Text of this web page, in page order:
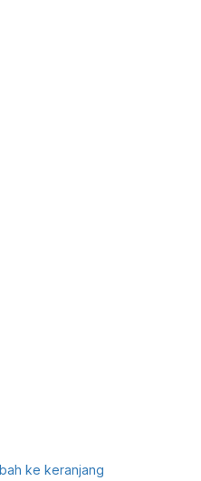
ke keranjang